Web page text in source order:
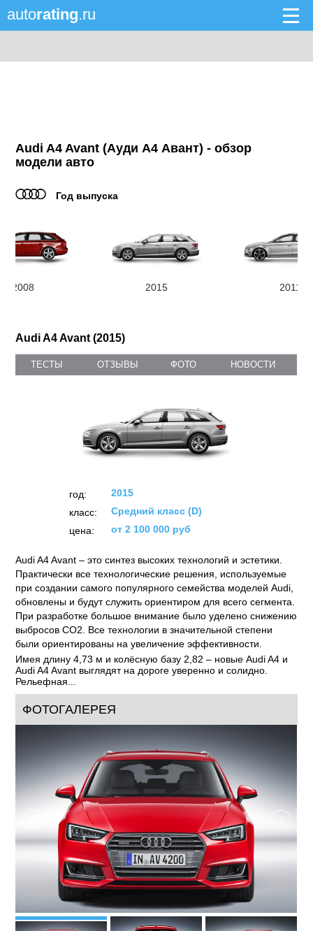
autorating.ru
Audi A4 Avant (Ауди А4 Авант) - обзор
модели авто
Год выпуска
2008 2015 2011
Audi A4 Avant (2015)
ТЕСТЫ ОТЗЫВЫ ФОТО НОВОСТИ
год:
2015
класс:
Средний класс (D)
цена:
от 2 100 000 руб
Audi A4 Avant – это синтез высоких технологий и эстетики.
Практически все технологические решения, используемые
при создании самого популярного семейства моделей Audi,
обновлены и будут служить ориентиром для всего сегмента.
При разработке большое внимание было уделено снижению
выбросов СО2. Все технологии в значительной степени
были ориентированы на увеличение эффективности.
Имея длину 4,73 м и колёсную базу 2,82 – новые Audi A4 и
Audi A4 Avant выглядят на дороге уверенно и солидно.
Рельефная...
ФОТОГАЛЕРЕЯ